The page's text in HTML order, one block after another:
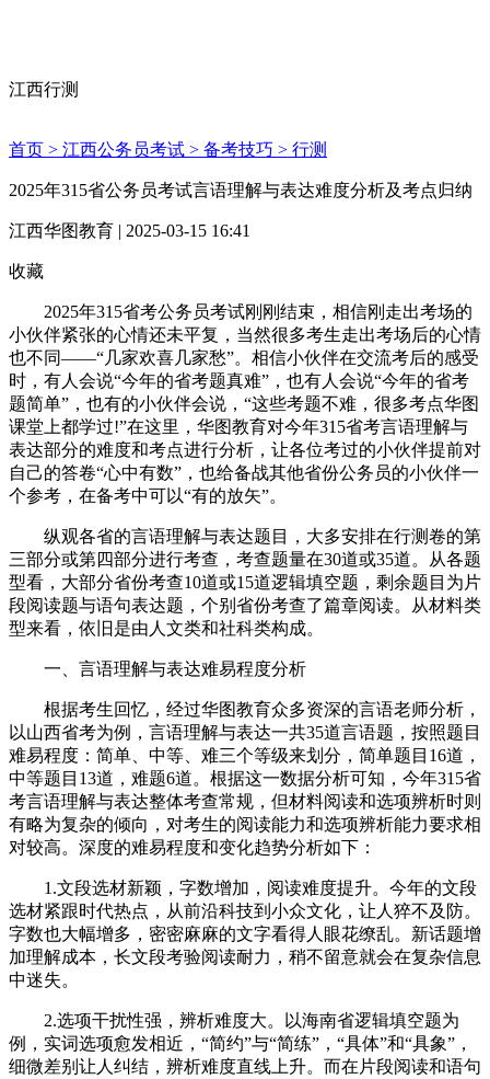
江西行测
首页 > 江西公务员考试 > 备考技巧 > 行测
2025年315省公务员考试言语理解与表达难度分析及考点归纳
江西华图教育 | 2025-03-15 16:41
收藏
2025年315省考公务员考试刚刚结束，相信刚走出考场的
小伙伴紧张的心情还未平复，当然很多考生走出考场后的心情
也不同——“几家欢喜几家愁”。相信小伙伴在交流考后的感受
时，有人会说“今年的省考题真难”，也有人会说“今年的省考
题简单”，也有的小伙伴会说，“这些考题不难，很多考点华图
课堂上都学过!”在这里，华图教育对今年315省考言语理解与
表达部分的难度和考点进行分析，让各位考过的小伙伴提前对
自己的答卷“心中有数”，也给备战其他省份公务员的小伙伴一
个参考，在备考中可以“有的放矢”。
纵观各省的言语理解与表达题目，大多安排在行测卷的第
三部分或第四部分进行考查，考查题量在30道或35道。从各题
型看，大部分省份考查10道或15道逻辑填空题，剩余题目为片
段阅读题与语句表达题，个别省份考查了篇章阅读。从材料类
型来看，依旧是由人文类和社科类构成。
一、言语理解与表达难易程度分析
根据考生回忆，经过华图教育众多资深的言语老师分析，
以山西省考为例，言语理解与表达一共35道言语题，按照题目
难易程度：简单、中等、难三个等级来划分，简单题目16道，
中等题目13道，难题6道。根据这一数据分析可知，今年315省
考言语理解与表达整体考查常规，但材料阅读和选项辨析时则
有略为复杂的倾向，对考生的阅读能力和选项辨析能力要求相
对较高。深度的难易程度和变化趋势分析如下：
1.文段选材新颖，字数增加，阅读难度提升。今年的文段
选材紧跟时代热点，从前沿科技到小众文化，让人猝不及防。
字数也大幅增多，密密麻麻的文字看得人眼花缭乱。新话题增
加理解成本，长文段考验阅读耐力，稍不留意就会在复杂信息
中迷失。
2.选项干扰性强，辨析难度大。以海南省逻辑填空题为
例，实词选项愈发相近，“简约”与“简练”，“具体”和“具象”，
细微差别让人纠结，辨析难度直线上升。而在片段阅读和语句